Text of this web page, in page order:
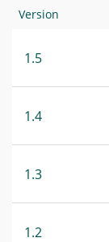
Version
1.5
1.4
1.3
1.2